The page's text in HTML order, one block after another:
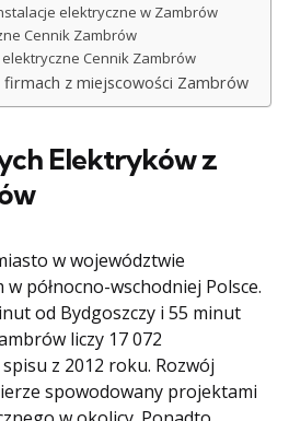
elektryczne w Zambrów
Cennik Zambrów
Cennik Zambrów
firmach z miejscowości Zambrów
Elektryków z
w województwie
północno-wschodniej Polsce.
od Bydgoszczy i 55 minut
liczy 17 072
z 2012 roku. Rozwój
spowodowany projektami